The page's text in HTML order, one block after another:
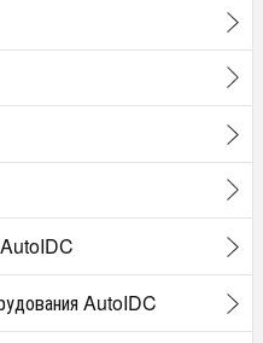
AutoIDC
AutoIDC